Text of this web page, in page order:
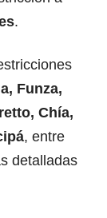
.
Funza,
Chía,
, entre
detalladas